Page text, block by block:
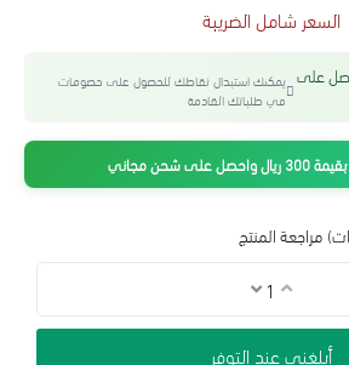
مراجعة المنتج
السعر شامل الضريبة
على يمكنك استبدال نقاطك للحصول على خصومات
في طلباتك القادمة
شحن مجاني
أبلغني عند التوفر